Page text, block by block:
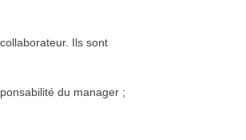
Ils sont
du manager ;